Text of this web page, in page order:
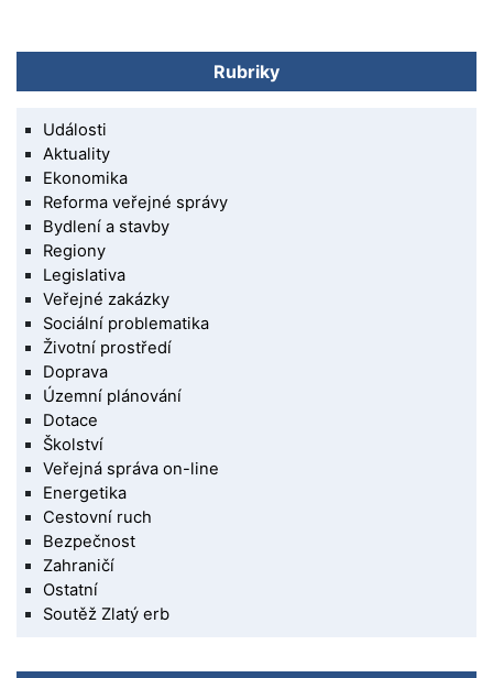
Rubriky
Události
Aktuality
Ekonomika
Reforma veřejné správy
Bydlení a stavby
Regiony
Legislativa
Veřejné zakázky
Sociální problematika
Životní prostředí
Doprava
Územní plánování
Dotace
Školství
Veřejná správa on-line
Energetika
Cestovní ruch
Bezpečnost
Zahraničí
Ostatní
Soutěž Zlatý erb